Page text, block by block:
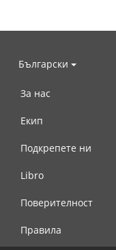
Български
За нас
Екип
Подкрепете ни
Libro
Поверителност
Правила